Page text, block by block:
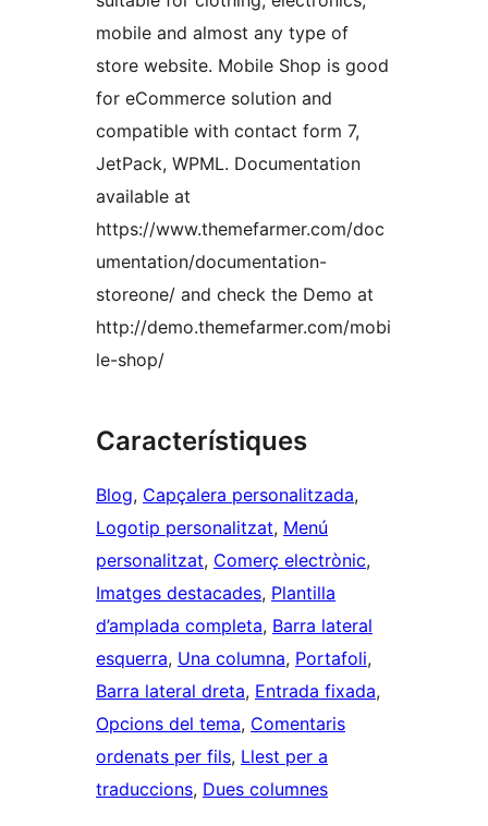
mobile and almost any type of
store website. Mobile Shop is good
for eCommerce solution and
compatible with contact form 7,
JetPack, WPML. Documentation
available at
https://www.themefarmer.com/doc
umentation/documentation-
storeone/ and check the Demo at
http://demo.themefarmer.com/mobi
le-shop/
Característiques
Blog, Capçalera personalitzada
Logotip personalitzat, Menú
personalitzat, Comerç electrònic
Imatges destacades, Plantilla
d’amplada completa, Barra lateral
esquerra, Una columna, Portafoli
Barra lateral dreta, Entrada fixada
Opcions del tema, Comentaris
ordenats per fils, Llest per a
traduccions, Dues columnes